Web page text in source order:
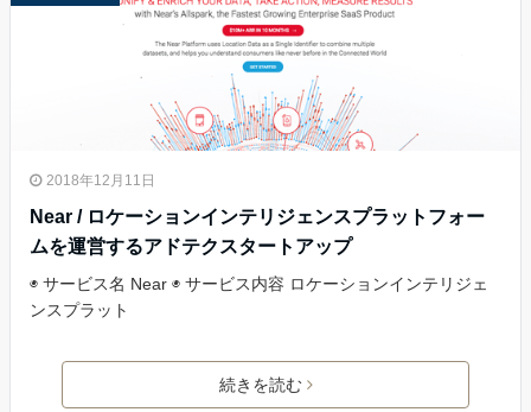
2018年12月11日
Near / ロケーションインテリジェンスプラットフォー
ムを運営するアドテクスタートアップ
◉ サービス名 Near ◉ サービス内容 ロケーションインテリジェ
ンスプラット
続きを読む